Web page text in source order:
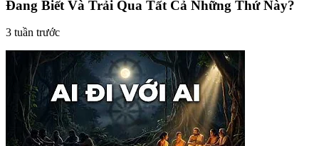
Đang Biết Và Trải Qua Tất Cả Những Thứ Này?
3 tuần trước